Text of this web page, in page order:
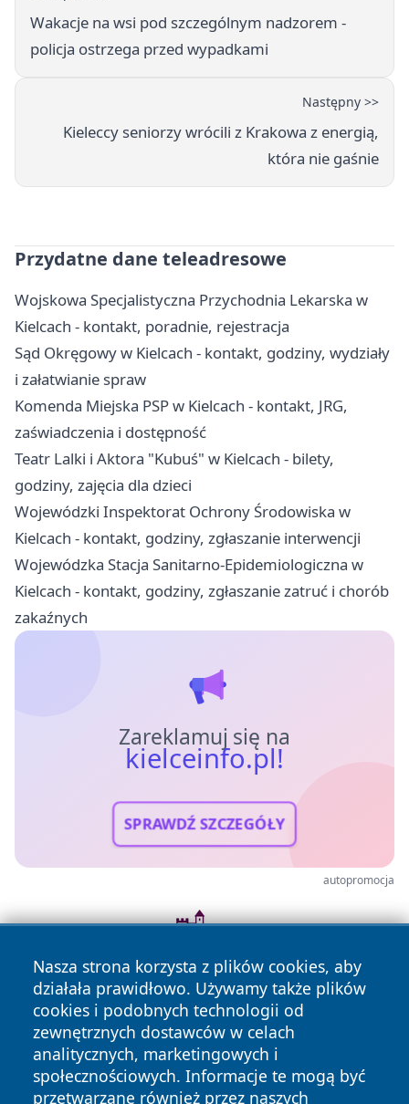
Wakacje na wsi pod szczególnym nadzorem -
policja ostrzega przed wypadkami
Następny >>
Kieleccy seniorzy wrócili z Krakowa z energią,
która nie gaśnie
Przydatne dane teleadresowe
Wojskowa Specjalistyczna Przychodnia Lekarska w
Kielcach - kontakt, poradnie, rejestracja
Sąd Okręgowy w Kielcach - kontakt, godziny, wydziały
i załatwianie spraw
Komenda Miejska PSP w Kielcach - kontakt, JRG,
zaświadczenia i dostępność
Teatr Lalki i Aktora "Kubuś" w Kielcach - bilety,
godziny, zajęcia dla dzieci
Wojewódzki Inspektorat Ochrony Środowiska w
Kielcach - kontakt, godziny, zgłaszanie interwencji
Wojewódzka Stacja Sanitarno-Epidemiologiczna w
Kielcach - kontakt, godziny, zgłaszanie zatruć i chorób
zakaźnych
Zareklamuj się na
kielceinfo.pl!
SPRAWDŹ SZCZEGÓŁY
autopromocja
Nasza strona korzysta z plików cookies, aby
działała prawidłowo. Używamy także plików
cookies i podobnych technologii od
zewnętrznych dostawców w celach
analitycznych, marketingowych i
społecznościowych. Informacje te mogą być
przetwarzane również przez naszych